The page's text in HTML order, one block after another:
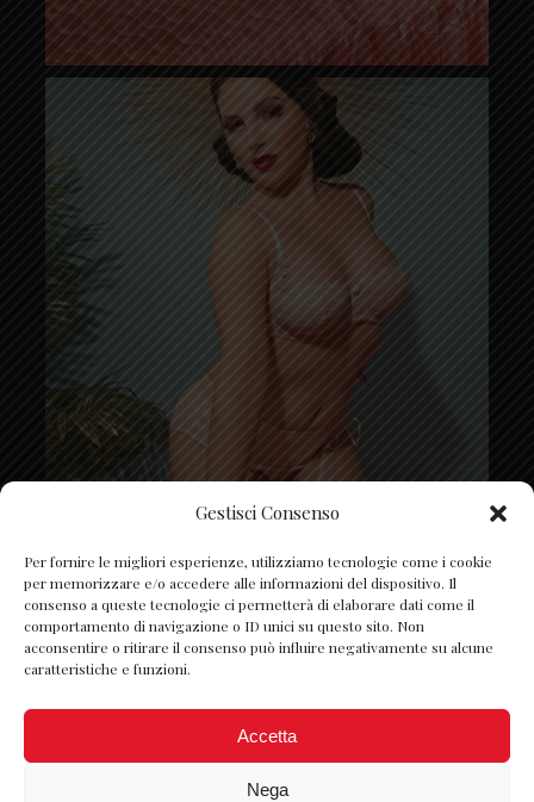
Gestisci Consenso
Per fornire le migliori esperienze, utilizziamo tecnologie come i cookie
per memorizzare e/o accedere alle informazioni del dispositivo. Il
consenso a queste tecnologie ci permetterà di elaborare dati come il
comportamento di navigazione o ID unici su questo sito. Non
acconsentire o ritirare il consenso può influire negativamente su alcune
caratteristiche e funzioni.
Accetta
Nega
Segui su Instagram